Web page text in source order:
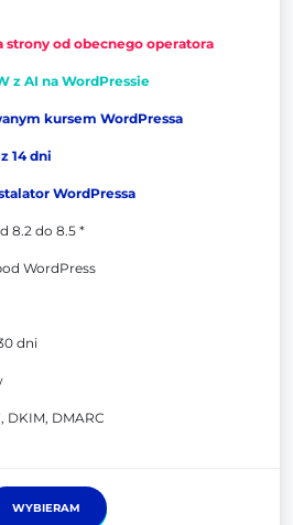
strony od obecnego operatora
z AI na WordPressie
kursem WordPressa
14 dni
WordPressa
8.2 do 8.5 *
WordPress
dni
DKIM, DMARC
WYBIERAM